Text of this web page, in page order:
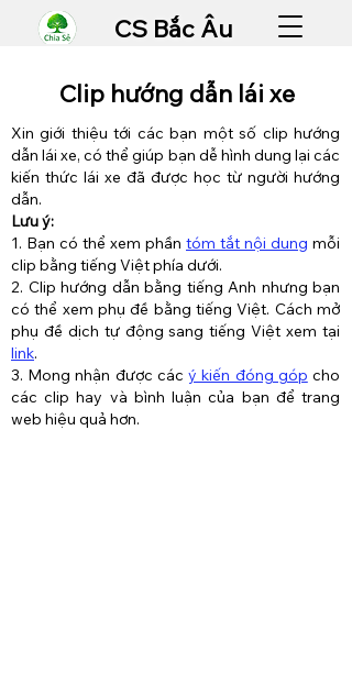
CS Bắc Âu
Clip hướng dẫn lái xe
Xin giới thiệu tới các bạn một số clip hướng
dẫn lái xe, có thể giúp bạn dễ hình dung lại các
kiến thức lái xe đã được học từ người hướng
dẫn.
Lưu ý:
1. Bạn có thể xem phần tóm tắt nội dung mỗi
clip bằng tiếng Việt phía dưới.
2. Clip hướng dẫn bằng tiếng Anh nhưng bạn
có thể xem phụ đề bằng tiếng Việt. Cách mở
phụ đề dịch tự động sang tiếng Việt xem tại
link.
3. Mong nhận được cácý kiến đóng góp cho
các clip hay và bình luận của bạn để trang
web hiệu quả hơn.